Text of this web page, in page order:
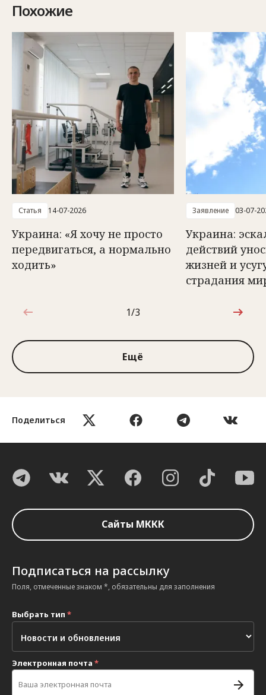
Поделиться
Похожие
Статья 14-07-2026
Украина: «Я хочу не просто
передвигаться, а нормально
ходить»
Заявление 03-07-
Украина:
действий
жизней и
страдания
1 из 3
1/3
Ещё
Сайты МККК
Подписаться на рассылку
Поля, отмеченные знаком *, обязательны для заполнения
Выбрать тип *
Электронная почта *